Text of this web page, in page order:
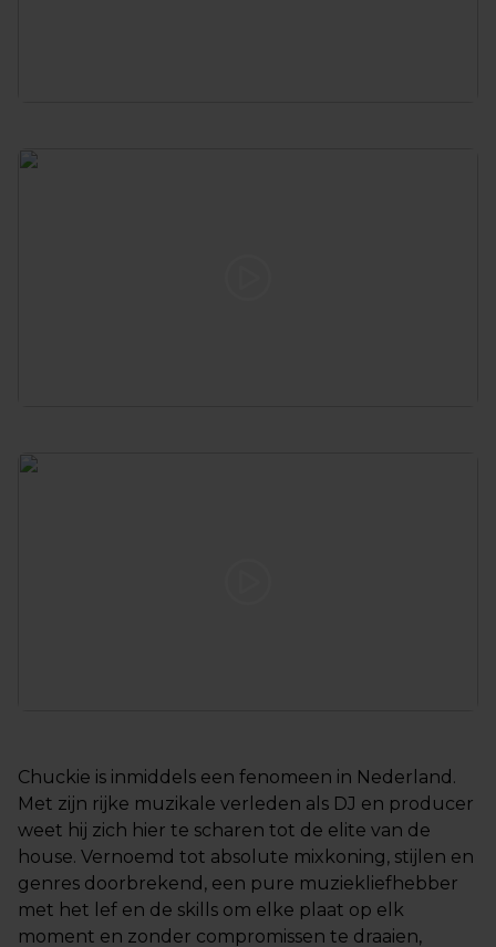
Chuckie is inmiddels een fenomeen in Nederland.
Met zijn rijke muzikale verleden als DJ en producer
weet hij zich hier te scharen tot de elite van de
house. Vernoemd tot absolute mixkoning, stijlen en
genres doorbrekend, een pure muziekliefhebber
met het lef en de skills om elke plaat op elk
moment en zonder compromissen te draaien,